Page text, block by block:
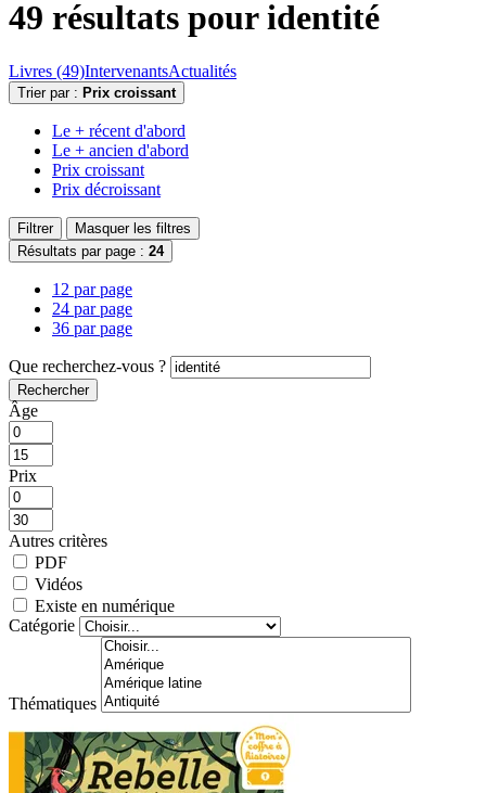
49 résultats pouridentité
Livres (49)IntervenantsActualités
Trier par : Prix croissant
Le + récent d'abord
Le + ancien d'abord
Prix croissant
Prix décroissant
Filtrer
Masquer les filtres
Résultats par page : 24
12 par page
24 par page
36 par page
Que recherchez-vous ?
Rechercher
Âge
Prix
Autres critères
PDF
Vidéos
Existe en numérique
Catégorie
Thématiques